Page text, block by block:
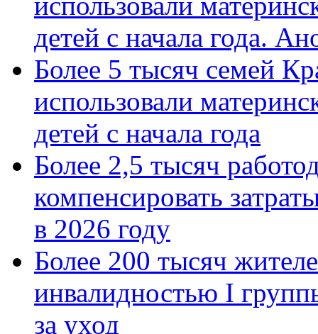
детей с начала года.
Более 5 тысяч семей
использовали
детей с начала года
Более 2,5 тысяч
компенсировать
в 2026 году
Более 200 тысяч
инвалидностью I
за уход